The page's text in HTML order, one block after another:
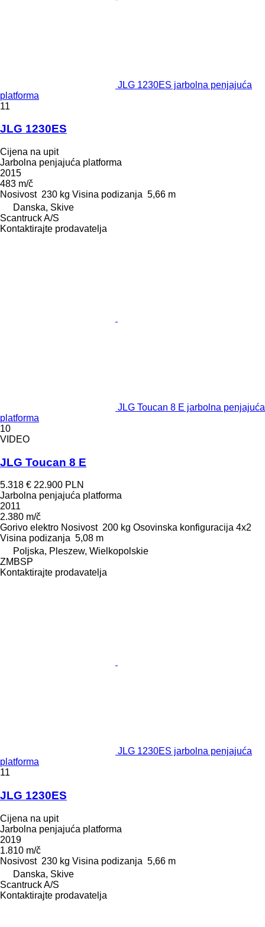
JLG 1230ES jarbolna penjajuća
platforma
11
JLG 1230ES
Cijena na upit
Jarbolna penjajuća platforma
2015
483 m/č
Nosivost 230 kg Visina podizanja 5,66 m
Danska, Skive
Scantruck A/S
Kontaktirajte prodavatelja
JLG Toucan 8 E jarbolna penjajuća
platforma
10
VIDEO
JLG Toucan 8 E
5.318 € 22.900 PLN
Jarbolna penjajuća platforma
2011
2.380 m/č
Gorivo elektro Nosivost 200 kg Osovinska konfiguracija 4x2
Visina podizanja 5,08 m
Poljska, Pleszew, Wielkopolskie
ZMBSP
Kontaktirajte prodavatelja
JLG 1230ES jarbolna penjajuća
platforma
11
JLG 1230ES
Cijena na upit
Jarbolna penjajuća platforma
2019
1.810 m/č
Nosivost 230 kg Visina podizanja 5,66 m
Danska, Skive
Scantruck A/S
Kontaktirajte prodavatelja